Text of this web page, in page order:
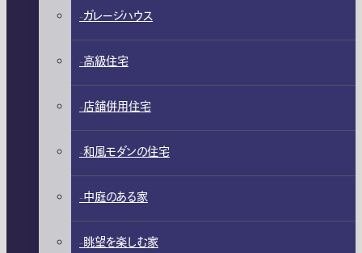
ガレージハウス
高級住宅
店舗併用住宅
和風モダンの住宅
中庭のある家
眺望を楽しむ家